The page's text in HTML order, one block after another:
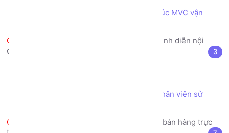
Thực hiện code theo mô hình kiến trúc MVC vận
Sử dụng Template Engine để trình diễn nội
dung trong các VIEW
3
Bài tập View - tạo trang Danh sách nhân viên sử
Dự án thực tế mẫu - Trang web bán hàng trực